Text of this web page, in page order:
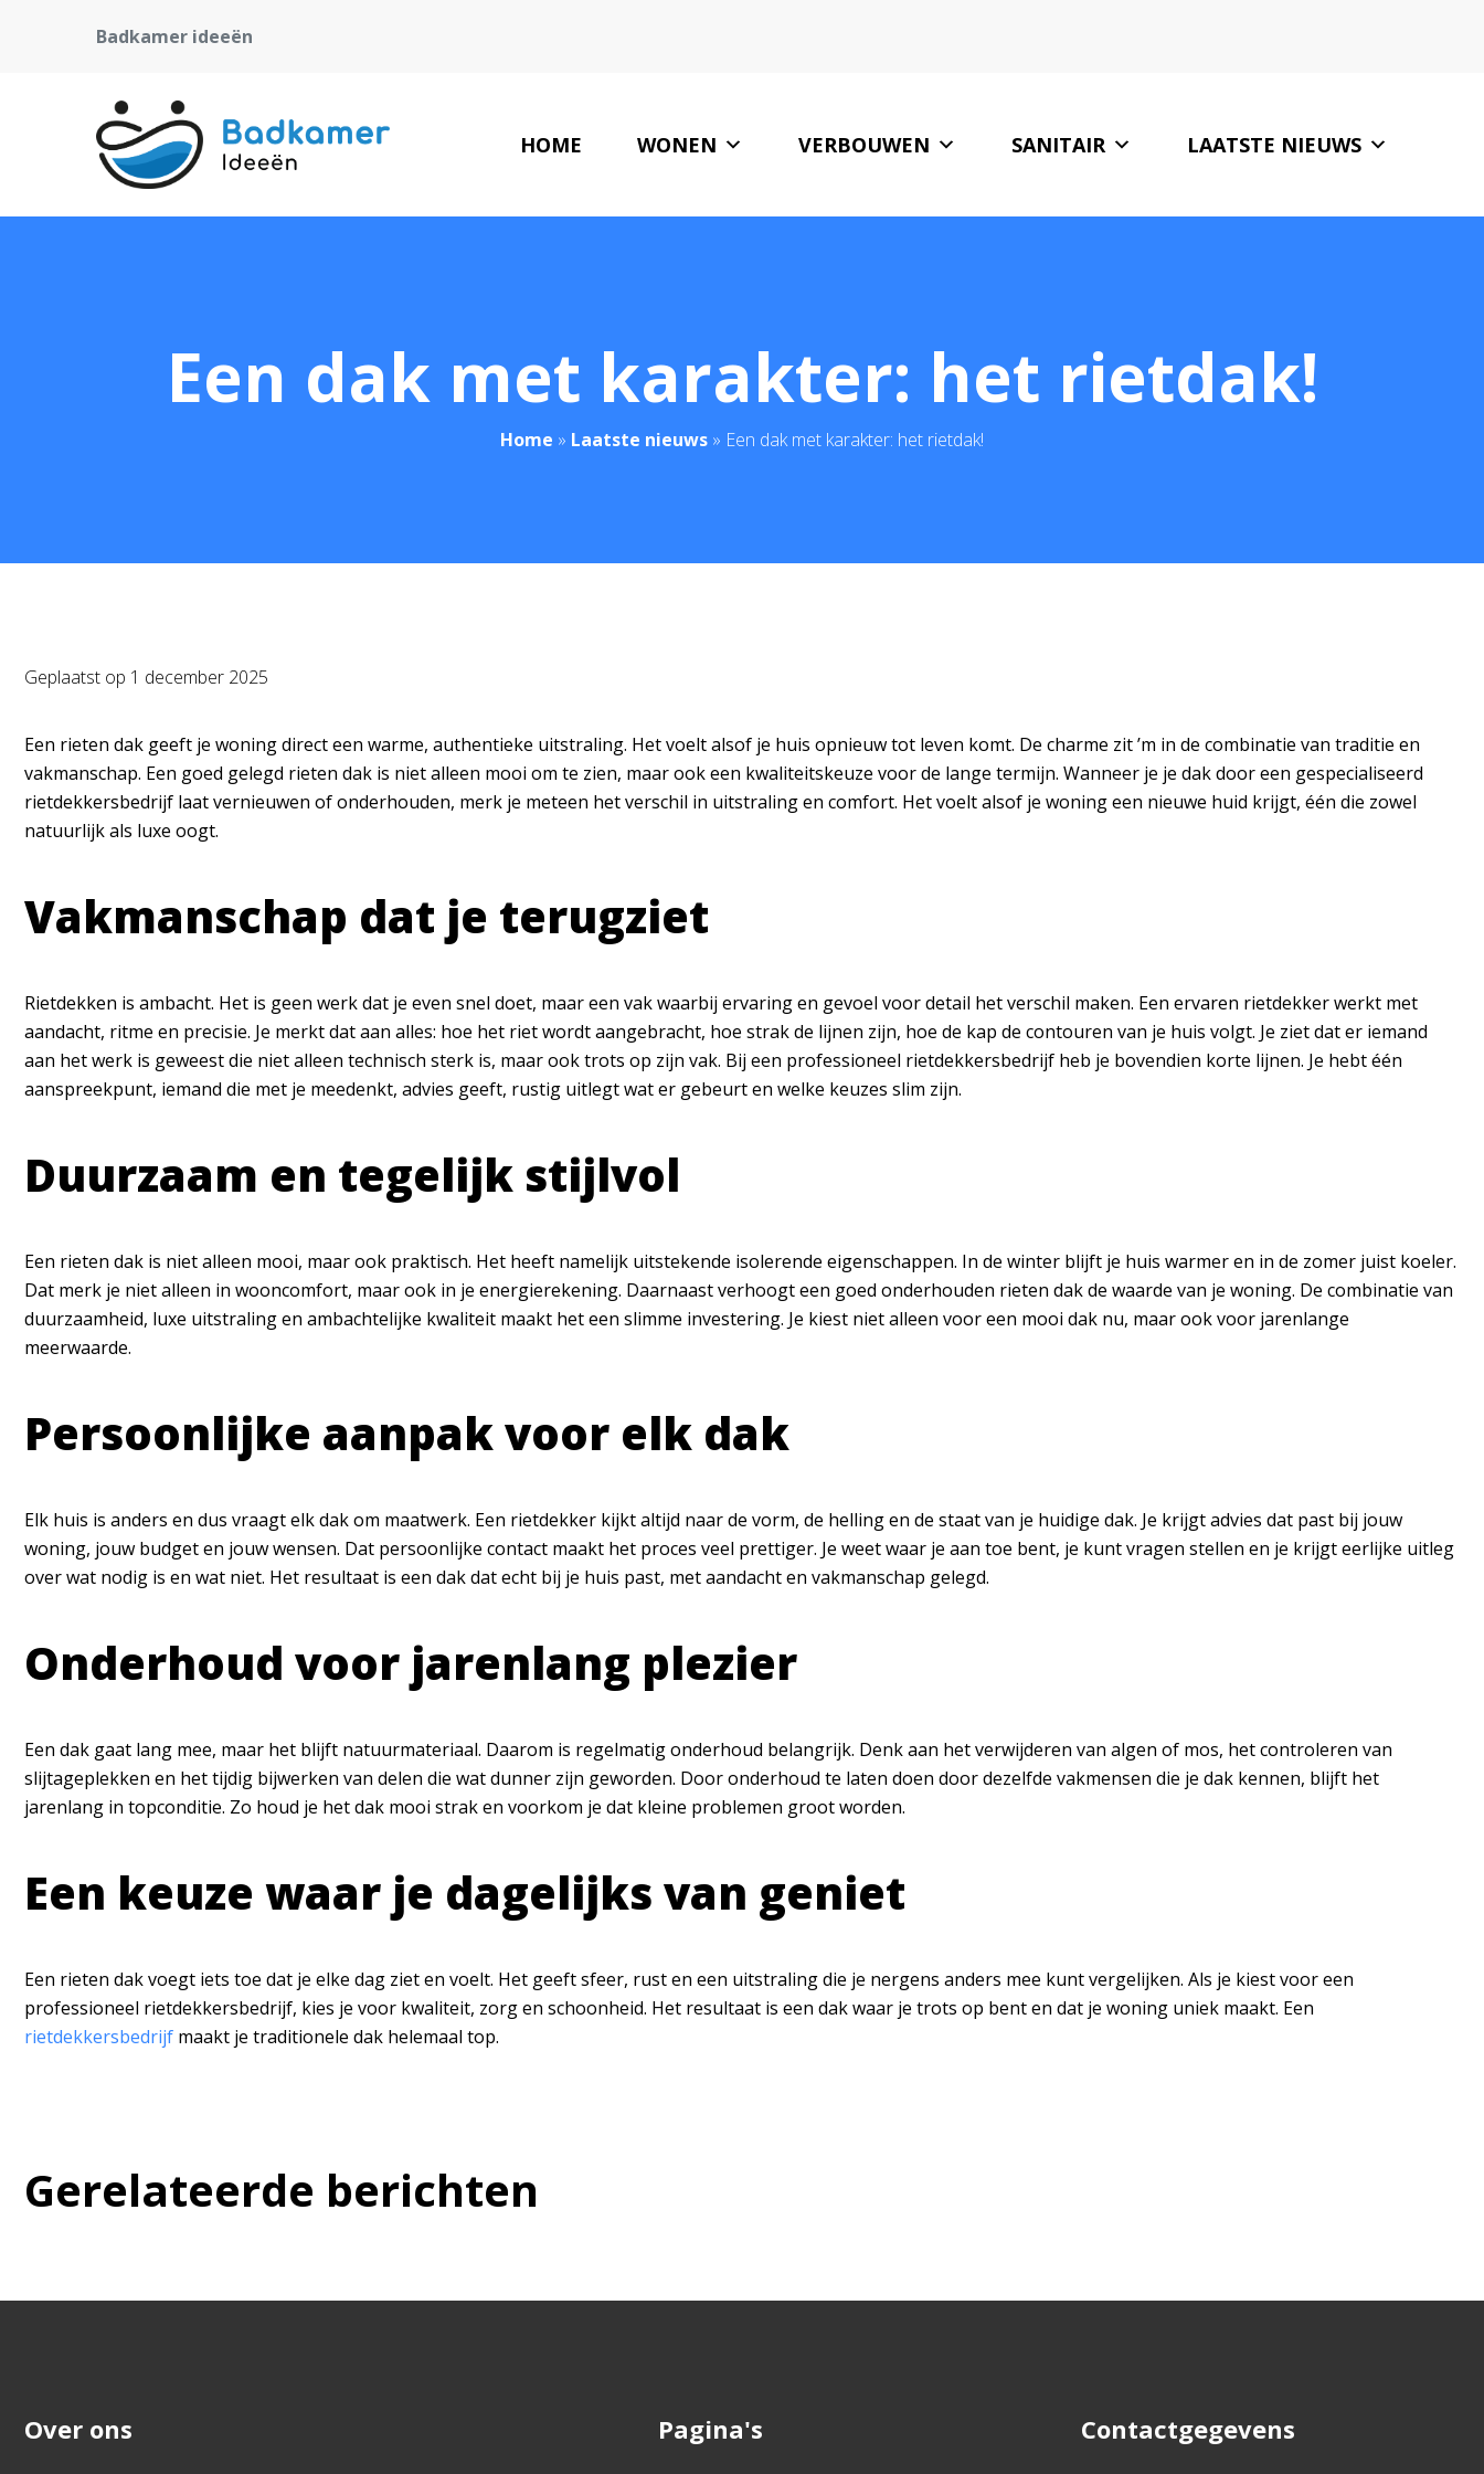
Badkamer ideeën
HOME WONEN VERBOUWEN SANITAIR LAATSTE NIEUWS
Een dak met karakter: het rietdak!
Home » Laatste nieuws » Een dak met karakter: het rietdak!
Geplaatst op 1 december 2025
Een rieten dak geeft je woning direct een warme, authentieke uitstraling. Het voelt alsof je huis opnieuw tot leven komt. De charme zit ’m in de combinatie van traditie en
vakmanschap. Een goed gelegd rieten dak is niet alleen mooi om te zien, maar ook een kwaliteitskeuze voor de lange termijn. Wanneer je je dak door een gespecialiseerd
rietdekkersbedrijf laat vernieuwen of onderhouden, merk je meteen het verschil in uitstraling en comfort. Het voelt alsof je woning een nieuwe huid krijgt, één die zowel
natuurlijk als luxe oogt.
Vakmanschap dat je terugziet
Rietdekken is ambacht. Het is geen werk dat je even snel doet, maar een vak waarbij ervaring en gevoel voor detail het verschil maken. Een ervaren rietdekker werkt met
aandacht, ritme en precisie. Je merkt dat aan alles: hoe het riet wordt aangebracht, hoe strak de lijnen zijn, hoe de kap de contouren van je huis volgt. Je ziet dat er iemand
aan het werk is geweest die niet alleen technisch sterk is, maar ook trots op zijn vak. Bij een professioneel rietdekkersbedrijf heb je bovendien korte lijnen. Je hebt één
aanspreekpunt, iemand die met je meedenkt, advies geeft, rustig uitlegt wat er gebeurt en welke keuzes slim zijn.
Duurzaam en tegelijk stijlvol
Een rieten dak is niet alleen mooi, maar ook praktisch. Het heeft namelijk uitstekende isolerende eigenschappen. In de winter blijft je huis warmer en in de zomer juist koeler.
Dat merk je niet alleen in wooncomfort, maar ook in je energierekening. Daarnaast verhoogt een goed onderhouden rieten dak de waarde van je woning. De combinatie van
duurzaamheid, luxe uitstraling en ambachtelijke kwaliteit maakt het een slimme investering. Je kiest niet alleen voor een mooi dak nu, maar ook voor jarenlange
meerwaarde.
Persoonlijke aanpak voor elk dak
Elk huis is anders en dus vraagt elk dak om maatwerk. Een rietdekker kijkt altijd naar de vorm, de helling en de staat van je huidige dak. Je krijgt advies dat past bij jouw
woning, jouw budget en jouw wensen. Dat persoonlijke contact maakt het proces veel prettiger. Je weet waar je aan toe bent, je kunt vragen stellen en je krijgt eerlijke uitleg
over wat nodig is en wat niet. Het resultaat is een dak dat echt bij je huis past, met aandacht en vakmanschap gelegd.
Onderhoud voor jarenlang plezier
Een dak gaat lang mee, maar het blijft natuurmateriaal. Daarom is regelmatig onderhoud belangrijk. Denk aan het verwijderen van algen of mos, het controleren van
slijtageplekken en het tijdig bijwerken van delen die wat dunner zijn geworden. Door onderhoud te laten doen door dezelfde vakmensen die je dak kennen, blijft het
jarenlang in topconditie. Zo houd je het dak mooi strak en voorkom je dat kleine problemen groot worden.
Een keuze waar je dagelijks van geniet
Een rieten dak voegt iets toe dat je elke dag ziet en voelt. Het geeft sfeer, rust en een uitstraling die je nergens anders mee kunt vergelijken. Als je kiest voor een
professioneel rietdekkersbedrijf, kies je voor kwaliteit, zorg en schoonheid. Het resultaat is een dak waar je trots op bent en dat je woning uniek maakt. Een
rietdekkersbedrijf maakt je traditionele dak helemaal top.
Gerelateerde berichten
Over ons Pagina's Contactgegevens